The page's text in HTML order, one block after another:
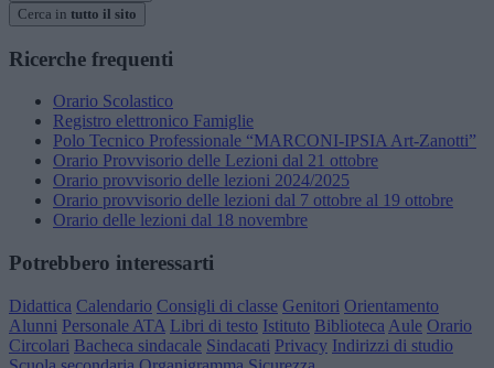
Cerca in tutto il sito
Ricerche frequenti
Orario Scolastico
Registro elettronico Famiglie
Polo Tecnico Professionale “MARCONI-IPSIA Art-Zanotti”
Orario Provvisorio delle Lezioni dal 21 ottobre
Orario provvisorio delle lezioni 2024/2025
Orario provvisorio delle lezioni dal 7 ottobre al 19 ottobre
Orario delle lezioni dal 18 novembre
Potrebbero interessarti
Didattica Calendario Consigli di classe Genitori Orientamento
Alunni Personale ATA Libri di testo Istituto Biblioteca Aule Orario
Circolari Bacheca sindacale Sindacati Privacy Indirizzi di studio